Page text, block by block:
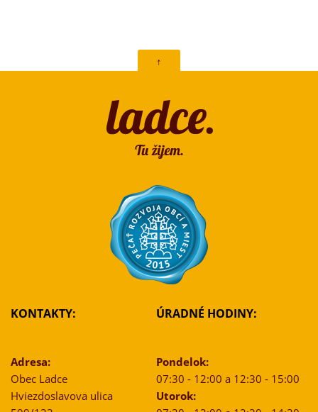
↑
KONTAKTY:
Adresa:
Obec Ladce
Hviezdoslavova ulica
ÚRADNÉ HODINY:
Pondelok:
07:30 - 12:00 a 12:30 - 15:00
Utorok: